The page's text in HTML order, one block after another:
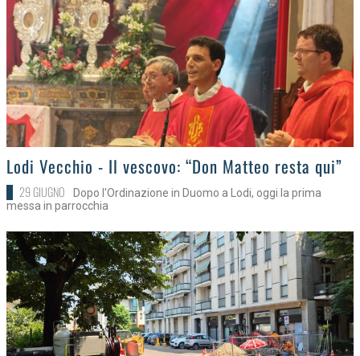
>Lodi Vecchio - Il vescovo: “Don Matteo resta qui”
29 GIUGNO
Dopo l'Ordinazione in Duomo a Lodi, oggi la prima
messa in parrocchia